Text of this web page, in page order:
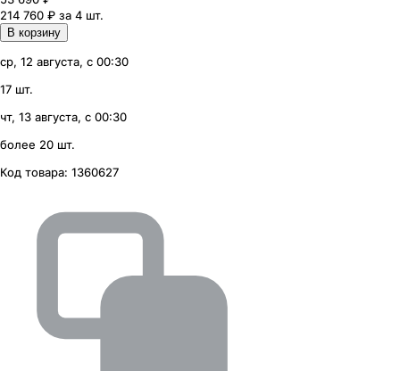
214 760 ₽ за 4 шт.
В корзину
ср, 12 августа, с 00:30
17 шт.
чт, 13 августа, с 00:30
более 20 шт.
Код товара: 1360627